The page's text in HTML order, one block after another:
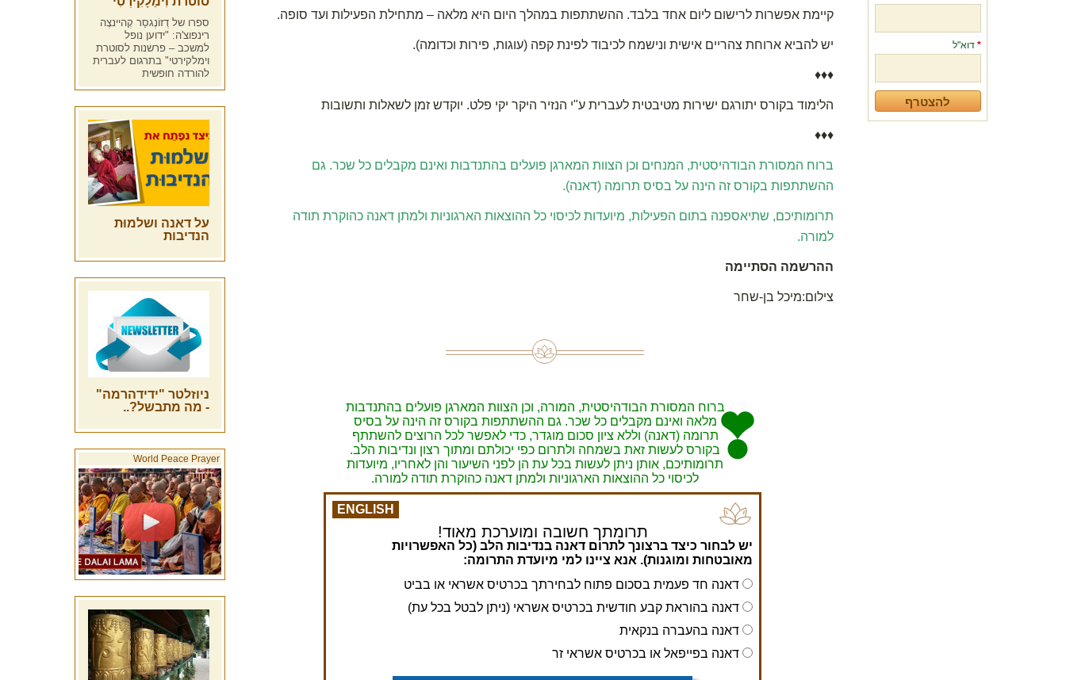
* דוא"ל
קיימת אפשרות לרישום ליום אחד בלבד. ההשתתפות במהלך היום היא מלאה – מתחילת הפעילות ועד סופה.
יש להביא ארוחת צהריים אישית ונישמח לכיבוד לפינת קפה (עוגות, פירות וכדומה).
♦♦♦
הלימוד בקורס יתורגם ישירות מטיבטית לעברית ע"י הנזיר היקר יקי פלט. יוקדש זמן לשאלות ותשובות
♦♦♦
ברוח המסורת הבודהיסטית, המנחים וכן הצוות המארגן פועלים בהתנדבות ואינם מקבלים כל שכר. גם
ההשתתפות בקורס זה הינה על בסיס תרומה (דאנה).
תרומותיכם, שתיאספנה בתום הפעילות, מיועדות לכיסוי כל ההוצאות הארגוניות ולמתן דאנה כהוקרת תודה
למורה.
ההרשמה הסתיימה
צילום:מיכל בן-שחר
ברוח המסורת הבודהיסטית, המורה, וכן הצוות המארגן פועלים בהתנדבות
מלאה ואינם מקבלים כל שכר. גם ההשתתפות בקורס זה הינה על בסיס
תרומה (דאנה) וללא ציון סכום מוגדר, כדי לאפשר לכל הרוצים להשתתף
בקורס לעשות זאת בשמחה ולתרום כפי יכולתם ומתוך רצון ונדיבות הלב.
תרומותיכם, אותן ניתן לעשות בכל עת הן לפני השיעור והן לאחריו, מיועדות
לכיסוי כל ההוצאות הארגוניות ולמתן דאנה כהוקרת תודה למורה.
ENGLISH
תרומתך חשובה ומוערכת מאוד!
יש לבחור כיצד ברצונך לתרום דאנה בנדיבות הלב (כל האפשרויות
מאובטחות ומוגנות). אנא ציינו למי מיועדת התרומה:
דאנה חד פעמית בסכום פתוח לבחירתך בכרטיס אשראי או בביט
דאנה בהוראת קבע חודשית בכרטיס אשראי (ניתן לבטל בכל עת)
דאנה בהעברה בנקאית
דאנה בפייפאל או בכרטיס אשראי זר
ספרו של דְזוֹנְגסַר קְהיינצֶה
רינפוצ'ה: "ידוען נופל
למשכב – פרשנות לסוטרת
וימלקירטי" בתרגום לעברית
להורדה חופשית
על דאנה ושלמוּת
הנדיבות
ניוזלטר "ידידהרמה"
- מה מתבשל?..
World Peace Prayer